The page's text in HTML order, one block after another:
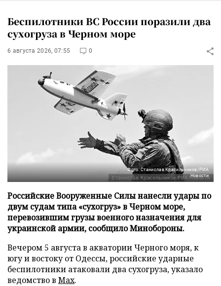
Беспилотники ВС России поразили два
сухогруза в Черном море
6 августа 2026, 07:55 0
Фото: Станислав Красильников/РИА
Новости
Российские Вооруженные Силы нанесли удары по
двум судам типа «сухогруз» в Черном море,
перевозившим грузы военного назначения для
украинской армии, сообщило Минобороны.
Вечером 5 августа в акватории Черного моря, к
югу и востоку от Одессы, российские ударные
беспилотники атаковали два сухогруза, указало
ведомство в Max.